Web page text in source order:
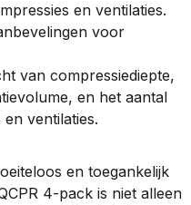
en ventilaties.
voor
van compressiediepte,
en het aantal
ventilaties.
en toegankelijk
4-pack is niet alleen